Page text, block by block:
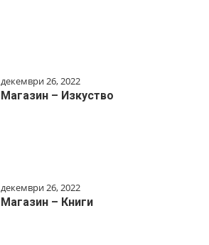
декември 26, 2022
Магазин – Изкуство
декември 26, 2022
Магазин – Книги